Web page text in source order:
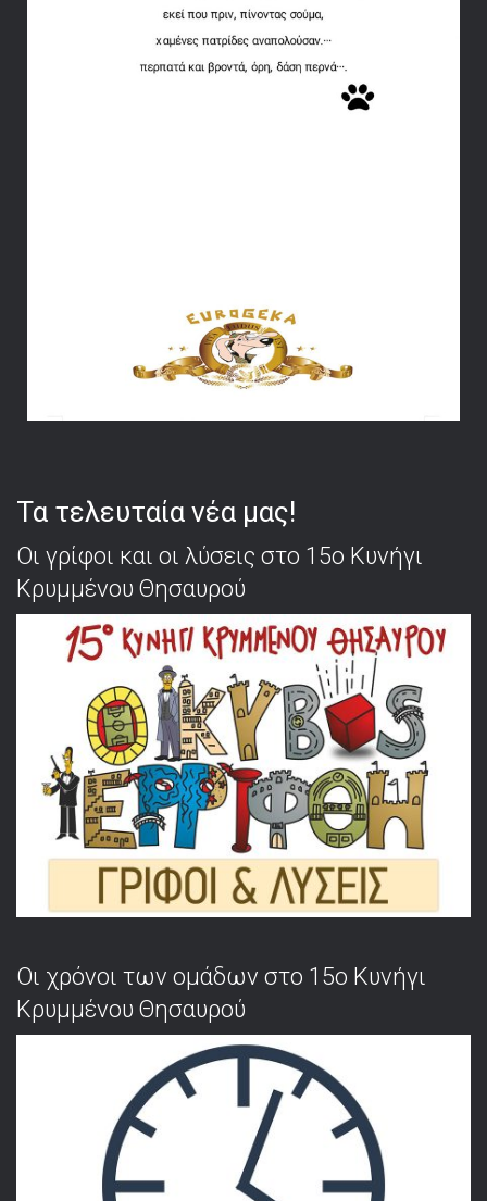
Τα τελευταία νέα μας!
Οι γρίφοι και οι λύσεις στο 15ο Κυνήγι
Κρυμμένου Θησαυρού
Οι χρόνοι των ομάδων στο 15ο Κυνήγι
Κρυμμένου Θησαυρού